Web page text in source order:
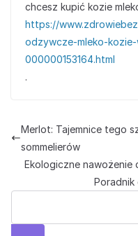
chcesz kupić kozie
https://
odzywcze-mleko-
000000153164.html
.
Merlot: Tajemnice tego
sommelierów
Ekologiczne